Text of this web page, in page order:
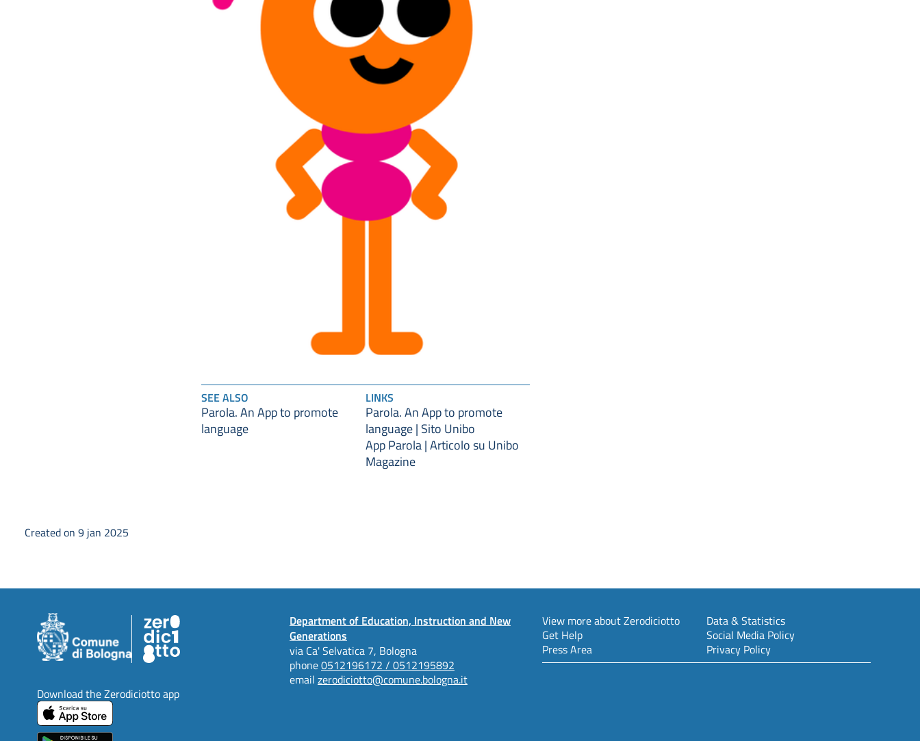
SEE ALSO
Parola. An App to promote
language
LINKS
Parola. An App to promote
language | Sito Unibo
App Parola | Articolo su Unibo
Magazine
Created on 9 jan 2025
Department of Education, Instruction and New
Generations
via Ca' Selvatica 7, Bologna
phone0512196172 / 0512195892
email zerodiciotto@comune.bologna.it
View more about Zerodiciotto
Get Help
Press Area
Data & Statistics
Social Media Policy
Privacy Policy
Download the Zerodiciotto app